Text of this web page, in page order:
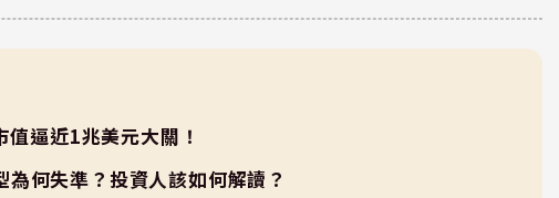
逼近1兆美元大關！
何失準？投資人該如何解讀？